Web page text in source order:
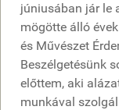
júniusában jár le
mögötte álló
és Művészet
Beszélgetésünk
előttem, aki
munkával